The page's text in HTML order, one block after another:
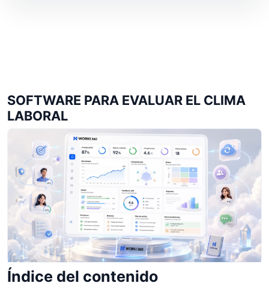
SOFTWARE PARA EVALUAR EL CLIMA
LABORAL
Índice del contenido